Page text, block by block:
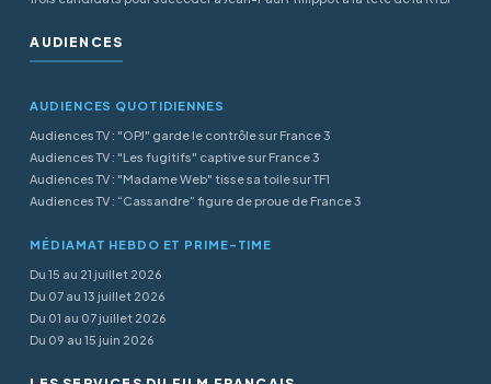
AUDIENCES
AUDIENCES QUOTIDIENNES
Audiences TV : "OPJ" garde le contrôle sur France 3
Audiences TV : "Les fugitifs" captive sur France 3
Audiences TV : "Madame Web" tisse sa toile sur TF1
Audiences TV : “Cassandre” figure de proue de France 3
MÉDIAMAT HEBDO ET PRIME-TIME
Du 15 au 21 juillet 2026
Du 07 au 13 juillet 2026
Du 01 au 07 juillet 2026
Du 09 au 15 juin 2026